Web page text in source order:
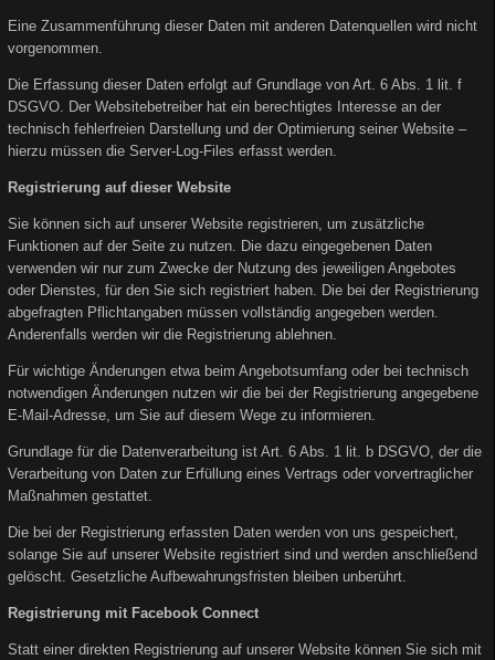
Eine Zusammenführung dieser Daten mit anderen Datenquellen wird nicht
vorgenommen.
Die Erfassung dieser Daten erfolgt auf Grundlage von Art. 6 Abs. 1 lit. f
DSGVO. Der Websitebetreiber hat ein berechtigtes Interesse an der
technisch fehlerfreien Darstellung und der Optimierung seiner Website –
hierzu müssen die Server-Log-Files erfasst werden.
Registrierung auf dieser Website
Sie können sich auf unserer Website registrieren, um zusätzliche
Funktionen auf der Seite zu nutzen. Die dazu eingegebenen Daten
verwenden wir nur zum Zwecke der Nutzung des jeweiligen Angebotes
oder Dienstes, für den Sie sich registriert haben. Die bei der Registrierung
abgefragten Pflichtangaben müssen vollständig angegeben werden.
Anderenfalls werden wir die Registrierung ablehnen.
Für wichtige Änderungen etwa beim Angebotsumfang oder bei technisch
notwendigen Änderungen nutzen wir die bei der Registrierung angegebene
E-Mail-Adresse, um Sie auf diesem Wege zu informieren.
Grundlage für die Datenverarbeitung ist Art. 6 Abs. 1 lit. b DSGVO, der die
Verarbeitung von Daten zur Erfüllung eines Vertrags oder vorvertraglicher
Maßnahmen gestattet.
Die bei der Registrierung erfassten Daten werden von uns gespeichert,
solange Sie auf unserer Website registriert sind und werden anschließend
gelöscht. Gesetzliche Aufbewahrungsfristen bleiben unberührt.
Registrierung mit Facebook Connect
Statt einer direkten Registrierung auf unserer Website können Sie sich mit